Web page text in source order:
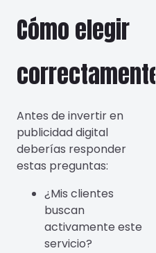
Cómo elegir
correctamente
Antes de invertir en
publicidad digital
deberías responder
estas preguntas:
¿Mis clientes
buscan
activamente este
servicio?